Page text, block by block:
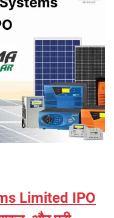
Limited IPO